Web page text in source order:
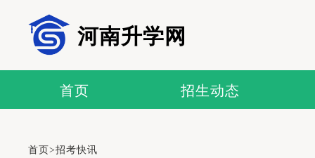
河南升学网
首页 招生动态
首页>招考快讯